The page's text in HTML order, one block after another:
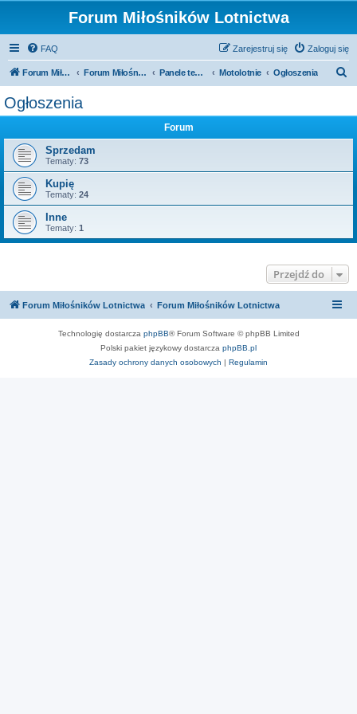
Forum Miłośników Lotnictwa
FAQ Zaloguj się
Zarejestruj się
Forum Miłośników Lotnictwa Forum Miłośników Lotnictwa Panele tematyczne Motolotnie Ogłoszenia
Ogłoszenia
Forum
Sprzedam
Tematy: 73
Kupię
Tematy: 24
Inne
Tematy: 1
Przejdź do
Forum Miłośników Lotnictwa Forum Miłośników Lotnictwa
Technologię dostarcza phpBB® Forum Software © phpBB Limited
Polski pakiet językowy dostarcza phpBB.pl
Zasady ochrony danych osobowych | Regulamin